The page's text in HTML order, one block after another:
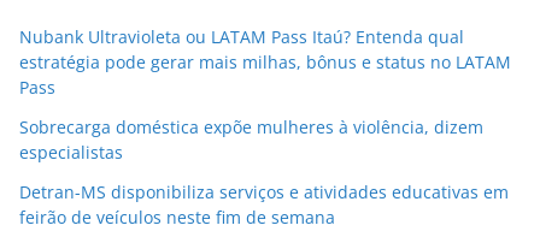
Nubank Ultravioleta ou LATAM Pass Itaú? Entenda qual
estratégia pode gerar mais milhas, bônus e status no LATAM
Pass
Sobrecarga doméstica expõe mulheres à violência, dizem
especialistas
Detran-MS disponibiliza serviços e atividades educativas em
feirão de veículos neste fim de semana